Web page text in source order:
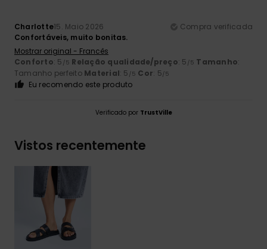
Charlotte15. Maio 2026
Compra verificada
Confortáveis, muito bonitas.
Mostrar original - Francês
Conforto: 5 /5 Relação qualidade/preço: 5 /5 Tamanho:
Tamanho perfeito Material: 5 /5 Cor: 5/5
Eu recomendo este produto
Verificado por TrustVille
Vistos recentemente